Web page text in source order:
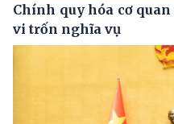
Chính quy hóa cơ
vi trốn nghĩa vụ